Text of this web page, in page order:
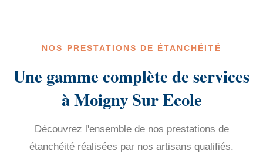
NOS PRESTATIONS DE ÉTANCHÉITÉ
Une gamme complète de services
à Moigny Sur Ecole
Découvrez l'ensemble de nos prestations de
étanchéité réalisées par nos artisans qualifiés.